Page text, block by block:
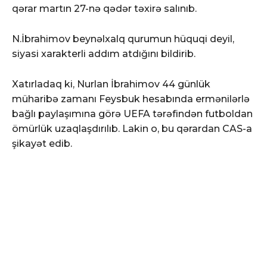
qərar martın 27-nə qədər təxirə salınıb.
N.İbrahimov beynəlxalq qurumun hüquqi deyil,
siyasi xarakterli addım atdığını bildirib.
Xatırladaq ki, Nurlan İbrahimov 44 günlük
müharibə zamanı Feysbuk hesabında ermənilərlə
bağlı paylaşımına görə UEFA tərəfindən futboldan
ömürlük uzaqlaşdırılıb. Lakin o, bu qərardan CAS-a
şikayət edib.